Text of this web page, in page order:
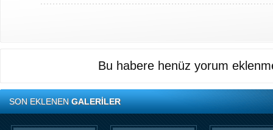
Bu habere henüz yorum
SON EKLENENGALERİLER